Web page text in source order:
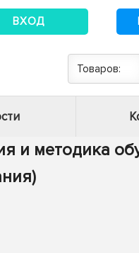
ВХОД
Товаров:
и методика